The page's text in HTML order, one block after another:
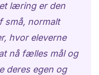
læring er den
små, normalt
hvor eleverne
nå fælles mål og
deres egen og